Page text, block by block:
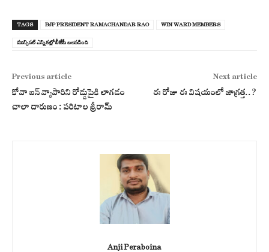
TAGS BJP PRESIDENT RAMACHANDAR RAO WIN WARD MEMBERS
మున్సిపల్ ఎన్నికల్లో బీజేపీ బలపడింది
Previous article
కోవా బన్ వ్యాపారిని రోడ్డుపైకి లాగడం
చాలా దారుణం : పరిటాల శ్రీరామ్
Next article
ఈ రోజు ఈ విషయంలో జాగ్రత్త..?
Anji Peraboina